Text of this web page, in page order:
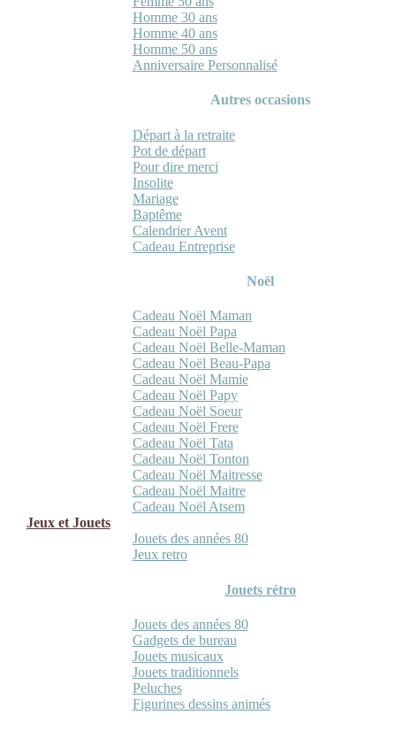
Homme 30 ans
Homme 40 ans
Homme 50 ans
Anniversaire Personnalisé
Autres occasions
Départ à la retraite
Pot de départ
Pour dire merci
Insolite
Mariage
Baptême
Calendrier Avent
Cadeau Entreprise
Noël
Cadeau Noël Maman
Cadeau Noël Papa
Cadeau Noël Belle-Maman
Cadeau Noël Beau-Papa
Cadeau Noël Mamie
Cadeau Noël Papy
Cadeau Noël Soeur
Cadeau Noël Frere
Cadeau Noël Tata
Cadeau Noël Tonton
Cadeau Noël Maitresse
Cadeau Noël Maitre
Cadeau Noël Atsem
Jeux et Jouets
Jouets des années 80
Jeux retro
Jouets rétro
Jouets des années 80
Gadgets de bureau
Jouets musicaux
Jouets traditionnels
Peluches
Figurines dessins animés